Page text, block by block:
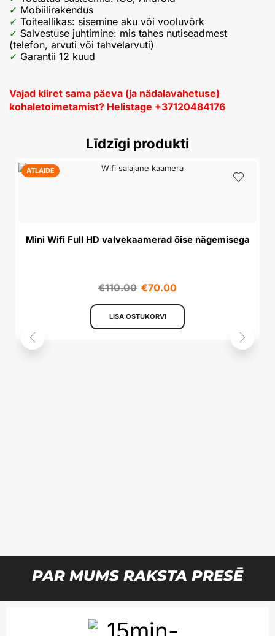
Mobiilirakendus
Toiteallikas: sisemine aku või vooluvõrk
Salvestuse juhtimine: mis tahes nutiseadmest
(telefon, arvuti või tahvelarvuti)
Garantii 12 kuud
Vajad kiiret sama päeva (ja nädalavahetuse)
kohaletoimetamist? Helistage +37120484176
Līdzīgi produkti
ATLAIDE
Mini Wifi Full HD valvekaamerad öise nägemisega
€110.00 €70.00
LISA OSTUKORVI
PAR MUMS RAKSTA PRESĒ